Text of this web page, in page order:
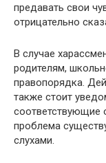
предавать свои
отрицательно
В случае
родителям,
правопорядка.
также стоит
соответствующие
проблема
слухами.